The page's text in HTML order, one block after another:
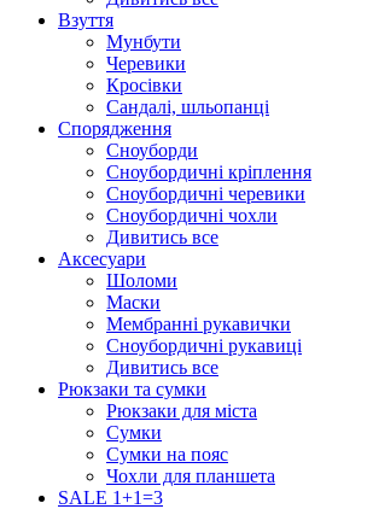
Взуття
Мунбути
Черевики
Кросівки
Сандалі, шльопанці
Спорядження
Сноуборди
Сноубордичні кріплення
Сноубордичні черевики
Сноубордичні чохли
Дивитись все
Аксесуари
Шоломи
Маски
Мембранні рукавички
Сноубордичні рукавиці
Дивитись все
Рюкзаки та сумки
Рюкзаки для міста
Сумки
Сумки на пояс
Чохли для планшета
SALE 1+1=3